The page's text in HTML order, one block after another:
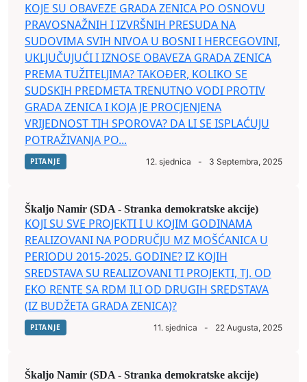
KOJE SU OBAVEZE GRADA ZENICA PO OSNOVU
PRAVOSNAŽNIH I IZVRŠNIH PRESUDA NA
SUDOVIMA SVIH NIVOA U BOSNI I HERCEGOVINI,
UKLJUČUJUĆI I IZNOSE OBAVEZA GRADA ZENICA
PREMA TUŽITELJIMA? TAKOĐER, KOLIKO SE
SUDSKIH PREDMETA TRENUTNO VODI PROTIV
GRADA ZENICA I KOJA JE PROCJENJENA
VRIJEDNOST TIH SPOROVA? DA LI SE ISPLAĆUJU
POTRAŽIVANJA PO...
PITANJE 12. sjednica - 3 Septembra, 2025
Škaljo Namir (SDA - Stranka demokratske akcije)
KOJI SU SVE PROJEKTI I U KOJIM GODINAMA
REALIZOVANI NA PODRUČJU MZ MOŠĆANICA U
PERIODU 2015-2025. GODINE? IZ KOJIH
SREDSTAVA SU REALIZOVANI TI PROJEKTI, TJ. OD
EKO RENTE SA RDM ILI OD DRUGIH SREDSTAVA
(IZ BUDŽETA GRADA ZENICA)?
PITANJE 11. sjednica - 22 Augusta, 2025
Škaljo Namir (SDA - Stranka demokratske akcije)